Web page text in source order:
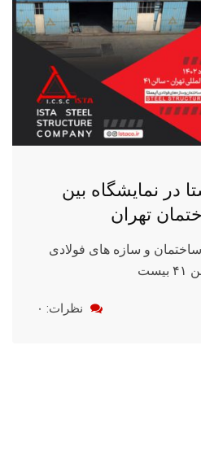
در نمایشگاه بین
تهران
و سازه های فولادی
نظرات: ۰